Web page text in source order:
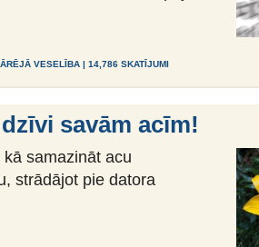
VESELĪBA | 14,786 SKATĪJUMI
savām acīm!
samazināt acu
strādājot pie datora